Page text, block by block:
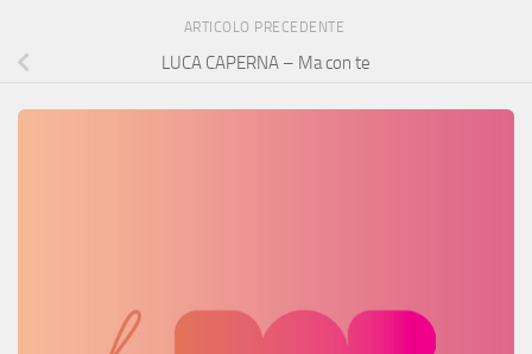
ARTICOLO PRECEDENTE
LUCA CAPERNA – Ma con te